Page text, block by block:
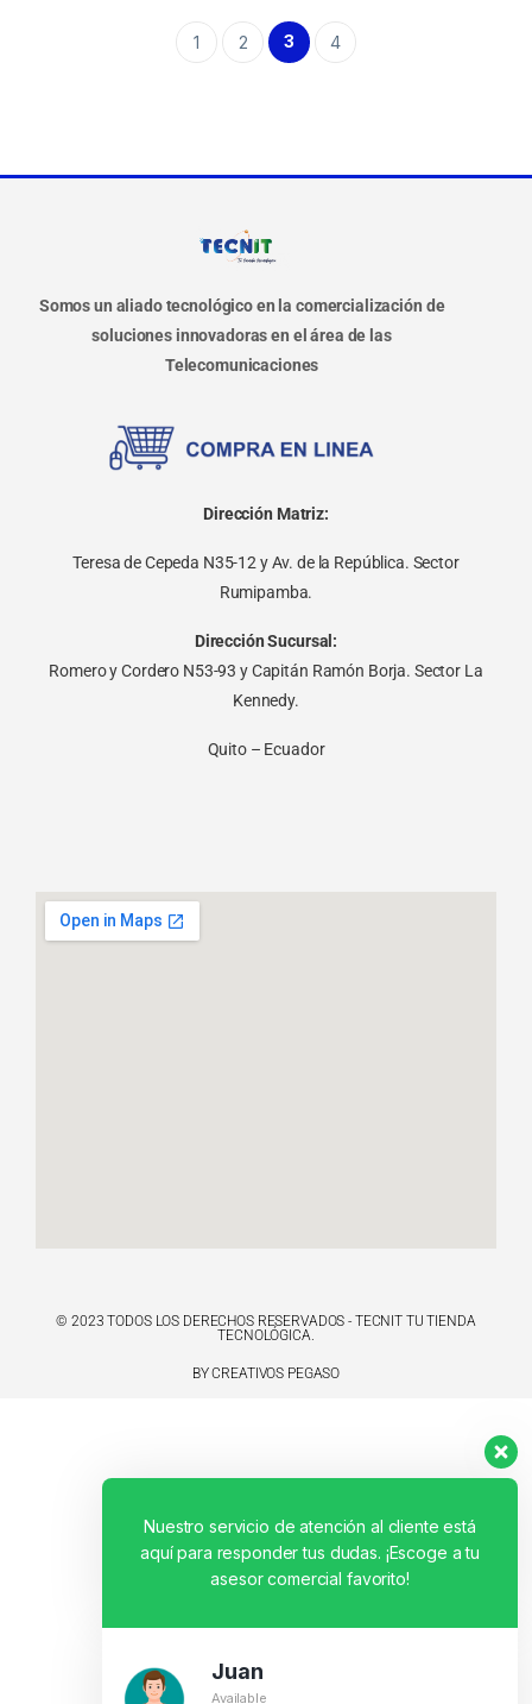
1 2 3 4
Somos un aliado tecnológico en la comercialización de
soluciones innovadoras en el área de las
Telecomunicaciones
Dirección Matriz:
Teresa de Cepeda N35-12 y Av. de la República. Sector
Rumipamba.
Dirección Sucursal:
Romero y Cordero N53-93 y Capitán Ramón Borja. Sector La
Kennedy.
Quito – Ecuador
© 2023 TODOS LOS DERECHOS RESERVADOS - TECNIT TU TIENDA
TECNOLÓGICA.
BY CREATIVOS PEGASO
Nuestro servicio de atención al cliente está
aquí para responder tus dudas. ¡Escoge a tu
asesor comercial favorito!
Juan
Available